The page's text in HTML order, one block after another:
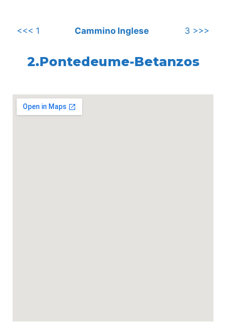
<<< 1 Cammino Inglese 3 >>>
2.Pontedeume-Betanzos